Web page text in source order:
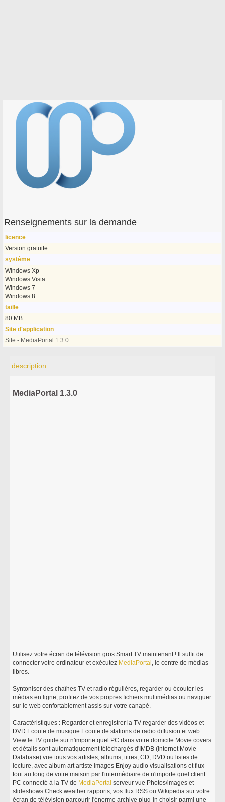
Renseignements sur la demande
licence
Version gratuite
système
Windows Xp
Windows Vista
Windows 7
Windows 8
taille
80 MB
Site d'application
Site - MediaPortal 1.3.0
description
MediaPortal 1.3.0
Utilisez votre écran de télévision gros Smart TV maintenant ! Il suffit de
connecter votre ordinateur et exécutez MediaPortal , le centre de médias
libres.
Syntoniser des chaînes TV et radio régulières, regarder ou écouter les
médias en ligne, profitez de vos propres fichiers multimédias ou naviguer
sur le web confortablement assis sur votre canapé.
Caractéristiques : Regarder et enregistrer la TV regarder des vidéos et
DVD Ecoute de musique Ecoute de stations de radio diffusion et web
View le TV guide sur n'importe quel PC dans votre domicile Movie covers
et détails sont automatiquement téléchargés d'IMDB (Internet Movie
Database) vue tous vos artistes, albums, titres, CD, DVD ou listes de
lecture, avec album art artiste images Enjoy audio visualisations et flux
tout au long de votre maison par l'intermédiaire de n'importe quel client
PC connecté à la TV de MediaPortal serveur vue Photos/images et
slideshows Check weather rapports, vos flux RSS ou Wikipedia sur votre
écran de télévision parcourir l'énorme archive plug-in choisir parmi une